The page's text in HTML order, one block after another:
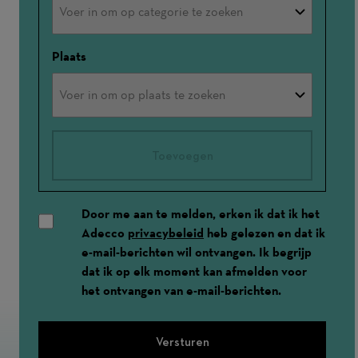
Plaats
Door me aan te melden, erken ik dat ik het
Adecco privacybeleid heb gelezen en dat ik
e-mail-berichten wil ontvangen. Ik begrijp
dat ik op elk moment kan afmelden voor
het ontvangen van e-mail-berichten.
Versturen